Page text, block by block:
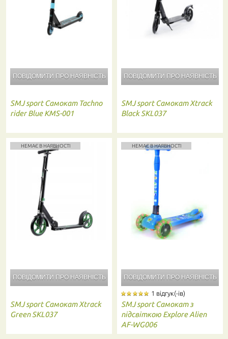
ПОВІДОМИТИ ПРО НАЯВНІСТЬ
SMJ sport Самокат Tachno
rider Blue KMS-001
ПОВІДОМИТИ ПРО НАЯВНІСТЬ
SMJ sport Самокат Xtrack
Black SKL037
НЕМАЄ В НАЯВНОСТІ
ПОВІДОМИТИ ПРО НАЯВНІСТЬ
SMJ sport Самокат Xtrack
Green SKL037
НЕМАЄ В НАЯВНОСТІ
ПОВІДОМИТИ ПРО НАЯВНІСТЬ
1 відгук(-ів)
SMJ sport Самокат з
підсвіткою Explore Alien
AF-WG006